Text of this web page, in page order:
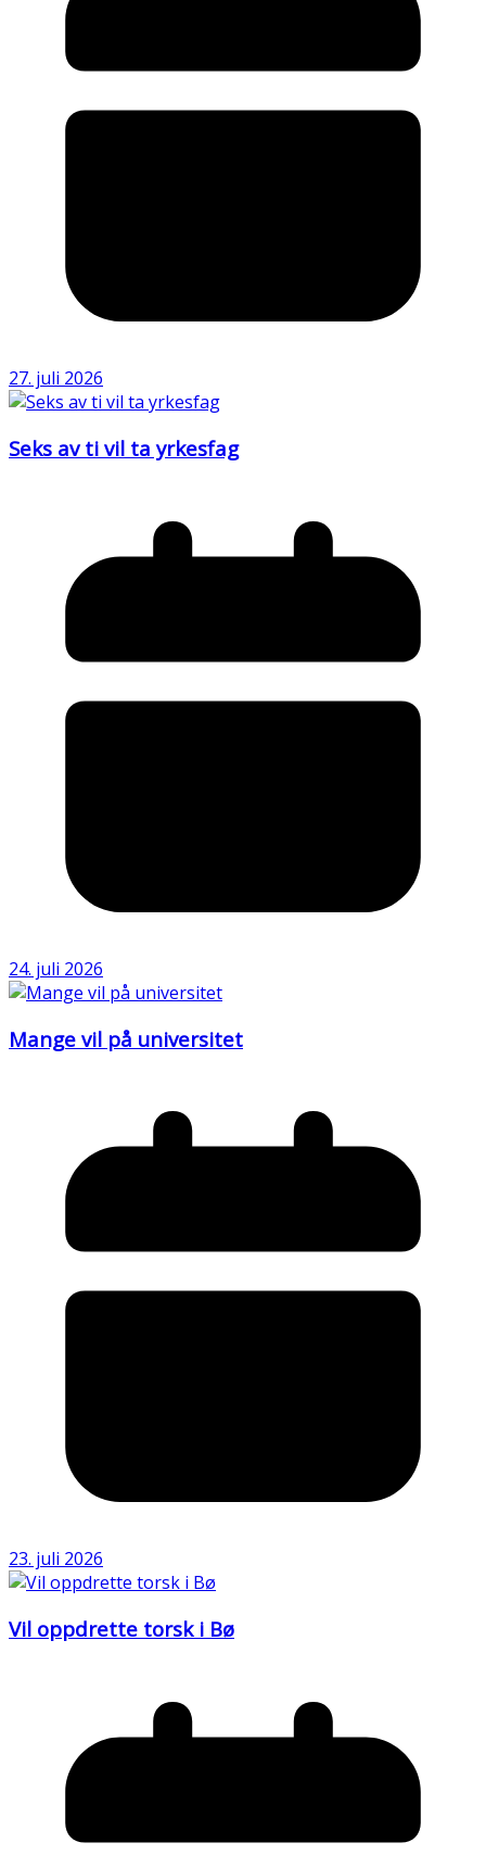
27. juli 2026
Seks av ti vil ta yrkesfag
24. juli 2026
Mange vil på universitet
23. juli 2026
Vil oppdrette torsk i Bø